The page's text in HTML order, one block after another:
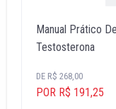
Manual Prático
Testosterona
DE R$ 268,00
POR R$ 191,25